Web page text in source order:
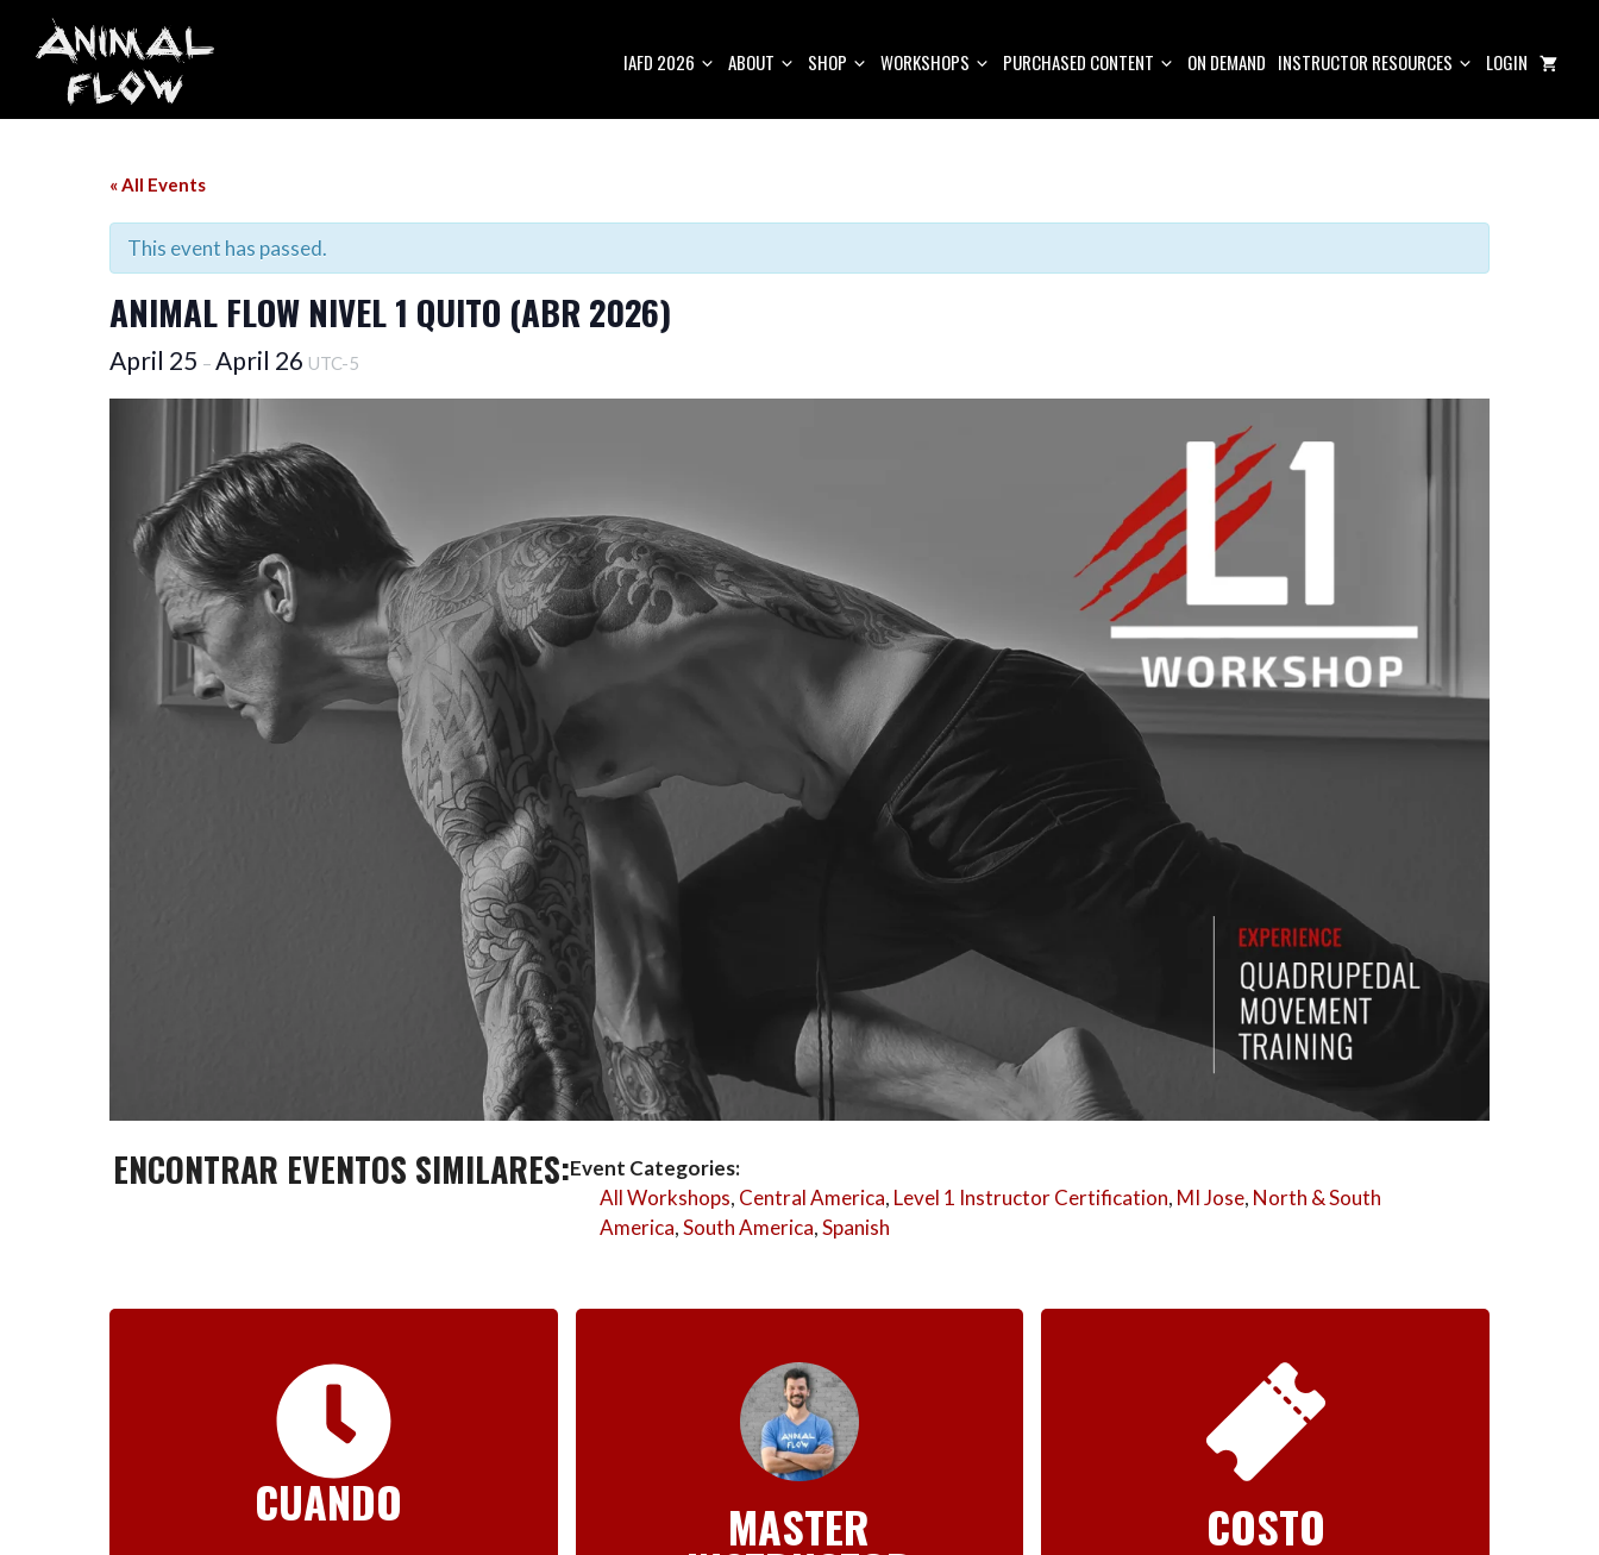
IAFD 2026 ABOUT SHOP WORKSHOPS PURCHASED CONTENT ON DEMAND INSTRUCTOR RESOURCES LOGIN
« All Events
This event has passed.
ANIMAL FLOW NIVEL 1 QUITO (ABR 2026)
April 25 – April 26 UTC-5
ENCONTRAR EVENTOS SIMILARES:Event Categories:
All Workshops, Central America, Level 1 Instructor Certification, MI Jose, North & South
America,South America,Spanish
CUANDO MASTER COSTO